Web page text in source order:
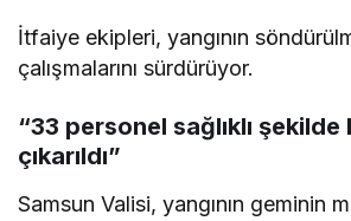
İtfaiye ekipleri, yangının
çalışmalarını sürdürüyor.
“33 personel sağlıklı şekilde
çıkarıldı”
Samsun Valisi, yangının geminin